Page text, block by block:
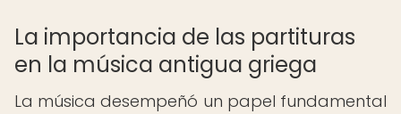
La importancia de las partituras
en la música antigua griega
La música desempeñó un papel fundamental